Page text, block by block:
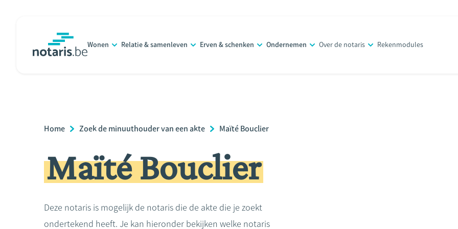
Wonen Relatie & samenleven Erven & schenken Ondernemen Over de notaris Rekenmodules
Breadcrumb
Home Zoek de minuuthouder van een akte Maïté Bouclier
Maïté Bouclier
Deze notaris is mogelijk de notaris die de akte die je zoekt
ondertekend heeft. Je kan hieronder bekijken welke notaris